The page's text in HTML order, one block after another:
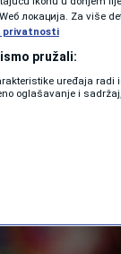
локација. Za više
privatnosti
pružali:
uređaja radi
oglašavanje i